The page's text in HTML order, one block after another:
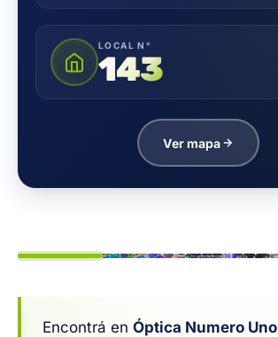
LOCAL N°
143
Ver mapa
Encontrá en Óptica Numero Uno